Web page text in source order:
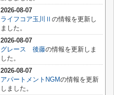
2026-08-07
ライフコア玉川Ⅱ の情報を更新し
ました。
2026-08-07
グレース 後藤の情報を更新しま
した。
2026-08-07
アパートメントNGMの情報を更新
しました。